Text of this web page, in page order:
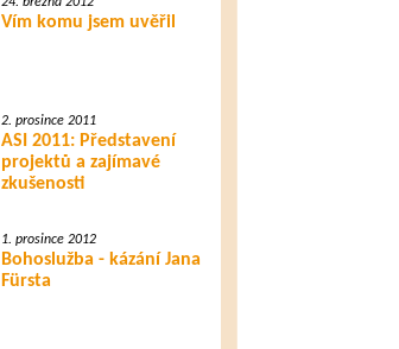
Vím komu jsem uvěřil
2. prosince 2011
ASI 2011: Představení
projektů a zajímavé
zkušenosti
1. prosince 2012
Bohoslužba - kázání Jana
Fürsta